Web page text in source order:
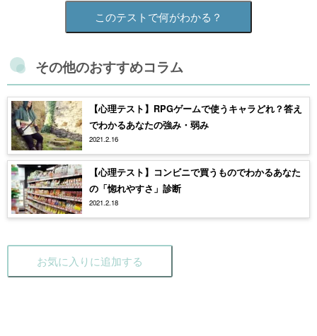
このテストで何がわかる？
その他のおすすめコラム
【心理テスト】RPGゲームで使うキャラどれ？答え
でわかるあなたの強み・弱み
2021.2.16
【心理テスト】コンビニで買うものでわかるあなた
の「惚れやすさ」診断
2021.2.18
お気に入りに追加する